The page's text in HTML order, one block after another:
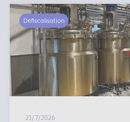
Défiscalisation
21/7/2026